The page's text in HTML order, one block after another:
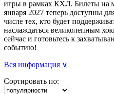
игры в рамках КХЛ. Билеты
января 2027 теперь доступны
числе тех, кто будет
наслаждаться великолепным
сейчас и готовьтесь к
событию!
Вся информация ∨
Сортировать по: